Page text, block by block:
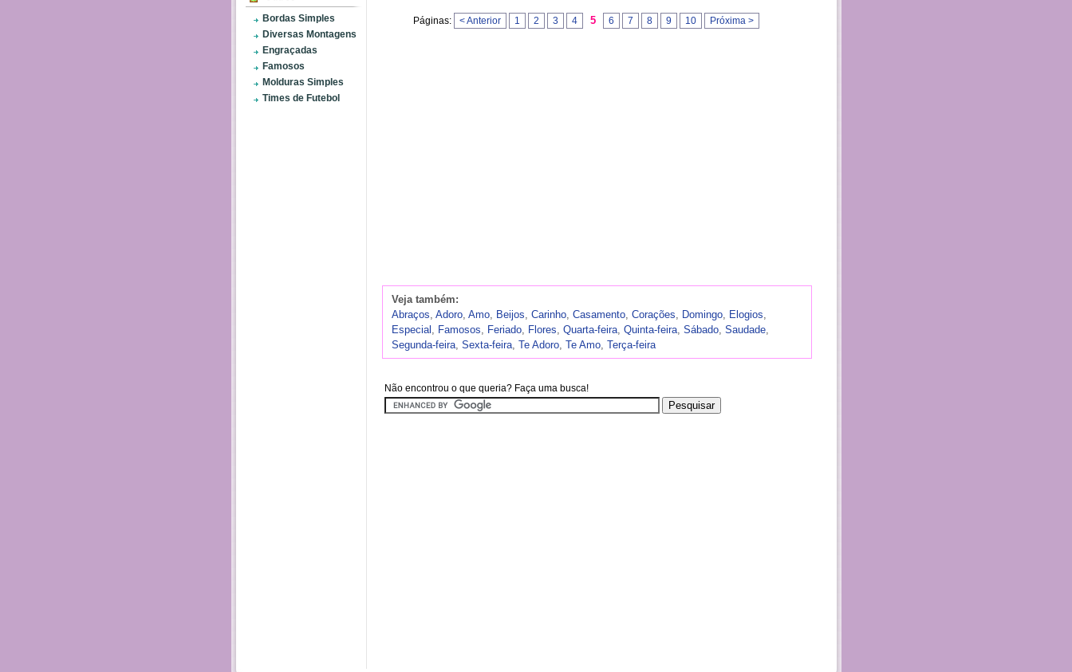
Bordas Simples
Diversas Montagens
Engraçadas
Famosos
Molduras Simples
Times de Futebol
Páginas: < Anterior 1 2 3 4 5 6 7 8 9 10 Próxima >
Veja também:
Abraços, Adoro, Amo, Beijos, Carinho, Casamento, Corações, Domingo, Elogios,
Especial , Famosos, Feriado, Flores, Quarta-feira, Quinta-feira, Sábado, Saudade,
Segunda-feira, Sexta-feira, Te Adoro, Te Amo, Terça-feira
Não encontrou o que queria? Faça uma busca!